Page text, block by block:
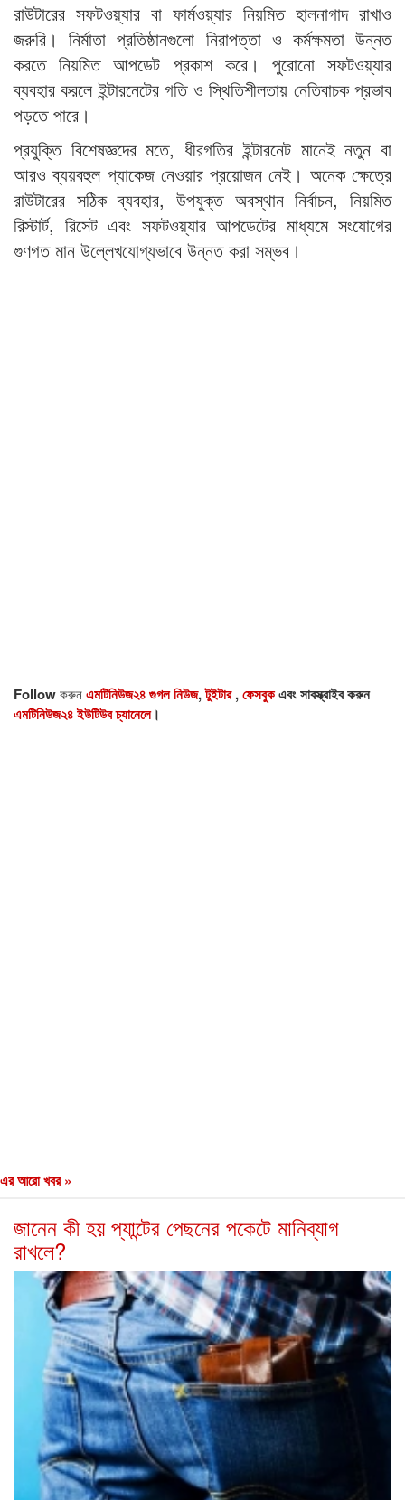
রাউটারের সফটওয়্যার বা ফার্মওয়্যার নিয়মিত হালনাগাদ রাখাও
জরুরি। নির্মাতা প্রতিষ্ঠানগুলো নিরাপত্তা ও কর্মক্ষমতা উন্নত
করতে নিয়মিত আপডেট প্রকাশ করে। পুরোনো সফটওয়্যার
ব্যবহার করলে ইন্টারনেটের গতি ও স্থিতিশীলতায় নেতিবাচক প্রভাব
পড়তে পারে।
প্রযুক্তি বিশেষজ্ঞদের মতে, ধীরগতির ইন্টারনেট মানেই নতুন বা
আরও ব্যয়বহুল প্যাকেজ নেওয়ার প্রয়োজন নেই। অনেক ক্ষেত্রে
রাউটারের সঠিক ব্যবহার, উপযুক্ত অবস্থান নির্বাচন, নিয়মিত
রিস্টার্ট, রিসেট এবং সফটওয়্যার আপডেটের মাধ্যমে সংযোগের
গুণগত মান উল্লেখযোগ্যভাবে উন্নত করা সম্ভব।
Followকরুনএমটিনিউজ২৪ গুগল নিউজ,টুইটার,ফেসবুকএবং সাবস্ক্রাইব করুন
এমটিনিউজ২৪ ইউটিউব চ্যানেলে।
এর আরো খবর »
জানেন কী হয় প্যান্টের পেছনের পকেটে মানিব্যাগ
রাখলে?